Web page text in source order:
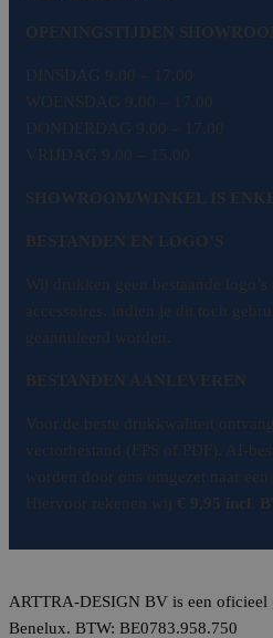
OPENINGSTIJDEN
DINSDAG 9.00 – 17.00
WOENSDAG 9.00 – 17.00
DONDERDAG 9.00 – 17.00
VRIJDAG 9.00 – 15.00
SHOWROOM/WINKEL IS
BESTANDEN EN LOGO’S
Wij drukken geen bestaande
accessoires. indien je dit toch
geannuleerd worden.
BESTANDEN AANLEVEREN
Voor de beste drukkwaliteit
vectorbestand (EPS of PDF). AI-
worden door ons omgezet naar een
Hiervoor rekenen wij € 9,95 incl.
ARTTRA-DESIGN BV is een oficieel
Benelux. BTW: BE0783.958.750